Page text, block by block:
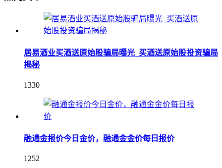
居易酒业买酒送原始股骗局曝光_买酒送原始股投资骗局
揭秘
1330
融通金报价今日金价，融通金金价每日报价
1252